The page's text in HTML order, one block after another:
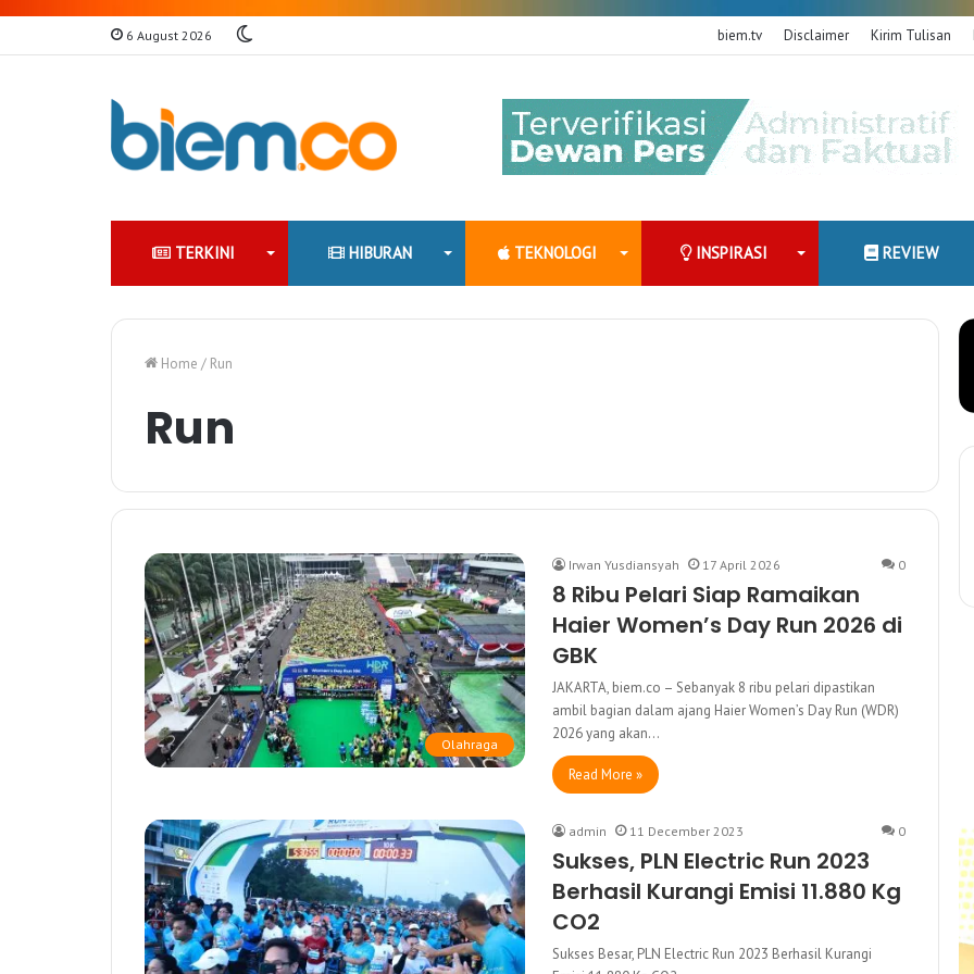
6 August 2026 biem.tv Disclaimer Kirim Tulisan
TERKINI HIBURAN TEKNOLOGI INSPIRASI REVIEW
Home / Run
Run
Olahraga
Irwan Yusdiansyah 17 April 2026 0
8 Ribu Pelari Siap Ramaikan
Haier Women’s Day Run 2026 di
GBK
JAKARTA, biem.co – Sebanyak 8 ribu pelari dipastikan
ambil bagian dalam ajang Haier Women’s Day Run (WDR)
2026 yang akan…
Read More »
admin 11 December 2023 0
Sukses, PLN Electric Run 2023
Berhasil Kurangi Emisi 11.880 Kg
CO2
Sukses Besar, PLN Electric Run 2023 Berhasil Kurangi